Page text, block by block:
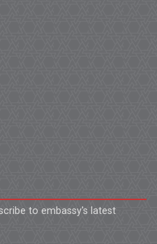
to embassy's latest